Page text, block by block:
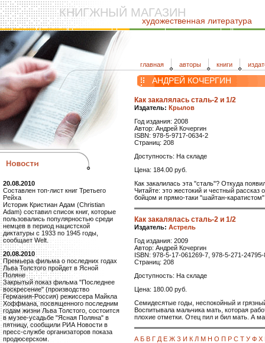
КНИГЖНЫЙ МАГАЗИН
художественная литература
главная авторы книги
20.08.2010
Составлен топ-лист книг Третьего
Рейха
Историк Кристиан Адам (Christian
Adam) составил список книг, которые
пользовались популярностью среди
немцев в период нацистской
диктатуры с 1933 по 1945 годы,
сообщает Welt.
20.08.2010
Премьера фильма о последних годах
Льва Толстого пройдет в Ясной
Поляне
Закрытый показ фильма "Последнее
воскресение" (производство
Германия-Россия) режиссера Майкла
Хоффмана, посвященного последним
годам жизни Льва Толстого, состоится
в музее-усадьбе "Ясная Поляна" в
пятницу, сообщили РИА Новости в
пресс-службе организаторов показа
продюсерском.
АНДРЕЙ КОЧЕРГИН
Как закалялась сталь-2 и 1/2
Издатель: Крылов
Год издания: 2008
Автор: Андрей Кочергин
ISBN: 978-5-9717-0634-2
Страниц: 208
Доступность: На складе
Цена: 184.00 руб.
Как закалилась эта "сталь"? Откуда
Читайте: это жестокий и честный
бойцом и прямо-таки "шайтан-
Как закалялась сталь-2 и 1/2
Издатель: Астрель
Год издания: 2009
Автор: Андрей Кочергин
ISBN: 978-5-17-061269-7, 978-5-271-24795-
Страниц: 208
Доступность: На складе
Цена: 180.00 руб.
Семидесятые годы, неспокойный и
Воспитывала мальчика мать, которая
плохие отметки. Отец пил и бил мать. А
А Б В Г Д Е Ж З И К Л М Н О П Р С Т У Ф Х